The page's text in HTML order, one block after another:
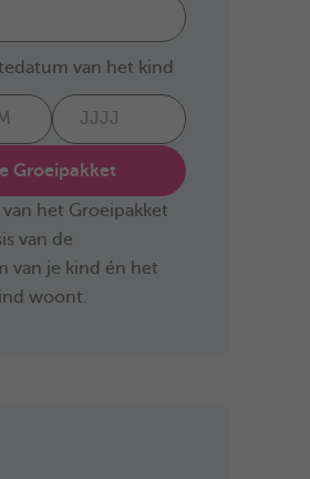
van het kind
Groeipakket
het Groeipakket
van de
van je kind én het
woont.